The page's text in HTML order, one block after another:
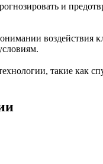
и
воздействия
такие